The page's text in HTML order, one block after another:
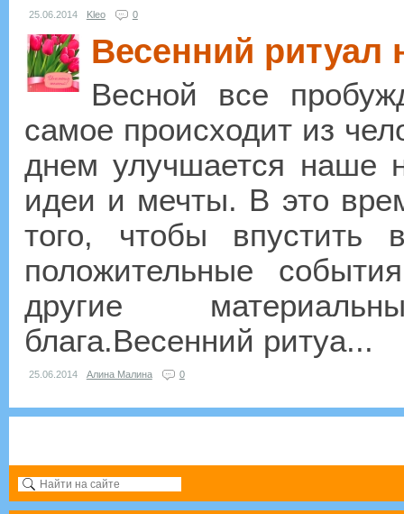
25.06.2014 Kleo 0
Весенний ритуал
Весной все
самое происходит из
днем улучшается наше
идеи и мечты. В это
того, чтобы
положительные
другие
блага.Весенний ритуа...
25.06.2014 Алина Малина 0